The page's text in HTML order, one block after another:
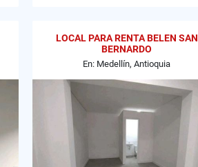
LOCAL PARA RENTA BELEN SAN
BERNARDO
En: Medellín, Antioquia